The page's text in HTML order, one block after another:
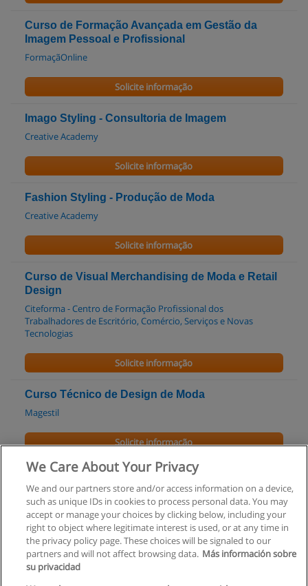
Curso de Formação Avançada em Gestão da
Imagem Pessoal e Profissional
FormaçãOnline
Solicite informação
Imago Styling - Consultoria de Imagem
Creative Academy
Solicite informação
Fashion Styling - Produção de Moda
Creative Academy
Solicite informação
Curso de Visual Merchandising de Moda e Retail
Design
Citeforma - Centro de Formação Profissional dos
Trabalhadores de Escritório, Comércio, Serviços e Novas
Tecnologias
Solicite informação
Curso Técnico de Design de Moda
Magestil
Solicite informação
Curso Técnico em Coord. Produção de Moda
Magestil
Solicite informação
We Care About Your Privacy
We and our partners store and/or access information on a device,
such as unique IDs in cookies to process personal data. You may
accept or manage your choices by clicking below, including your
right to object where legitimate interest is used, or at any time in
the privacy policy page. These choices will be signaled to our
partners and will not affect browsing data. Más información sobre
su privacidad